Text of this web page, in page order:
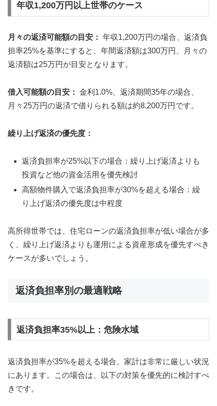
年収1,200万円以上世帯のケース
月々の返済可能額の目安： 年収1,200万円の場合、返済負
担率25%を基準にすると、年間返済額は300万円、月々の
返済額は25万円が目安となります。
借入可能額の目安： 金利1.0%、返済期間35年の場合、
月々25万円の返済で借りられる額は約8,200万円です。
繰り上げ返済の優先度：
返済負担率が25%以下の場合：繰り上げ返済よりも
投資など他の資金活用を優先検討
高額物件購入で返済負担率が30%を超える場合：繰
り上げ返済の優先度は中程度
高所得世帯では、住宅ローンの返済負担率が低い場合が多
く、繰り上げ返済よりも運用による資産形成を優先すべき
ケースが多いでしょう。
返済負担率別の最適戦略
返済負担率35%以上：危険水域
返済負担率が35%を超える場合、家計は非常に厳しい状況
にあります。この場合は、以下の対策を優先的に検討すべ
きです。